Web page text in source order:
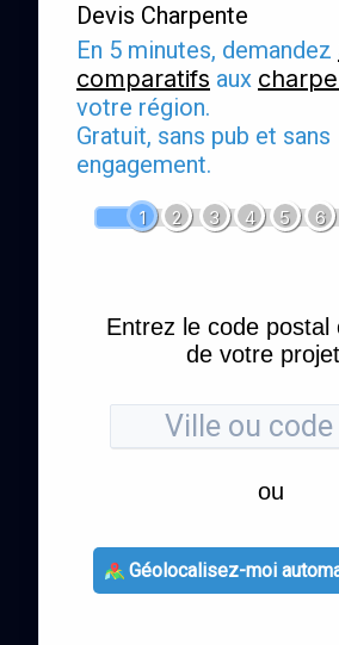
Devis Charpente
En 5 minutes, demandez
comparatifs aux
votre région.
Gratuit, sans pub et sans
engagement.
1 2 3 4 5 6
Entrez le code postal
de votre
ou
Géolocalisez-moi